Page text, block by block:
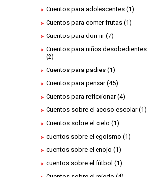
Cuentos para adolescentes (1)
Cuentos para comer frutas (1)
Cuentos para dormir (7)
Cuentos para niños desobedientes
(2)
Cuentos para padres (1)
Cuentos para pensar (45)
Cuentos para reflexionar (4)
Cuentos sobre el acoso escolar (1)
Cuentos sobre el cielo (1)
cuentos sobre el egoísmo (1)
cuentos sobre el enojo (1)
cuentos sobre el fútbol (1)